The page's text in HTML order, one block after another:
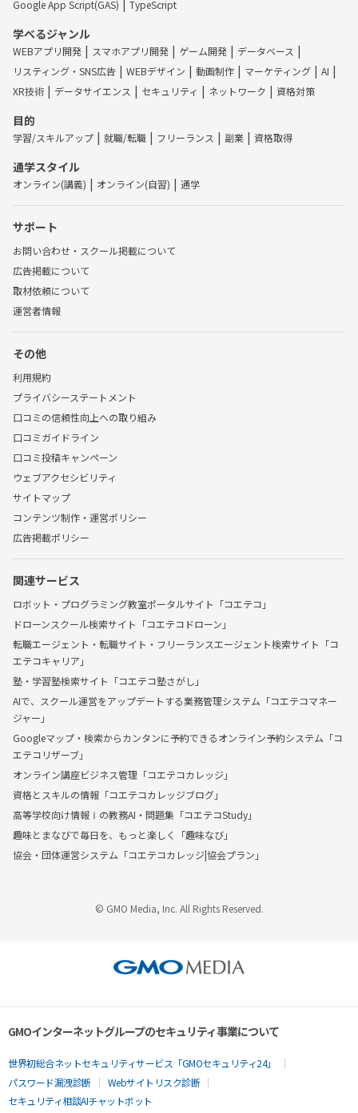
Google App Script(GAS)
TypeScript
学べるジャンル
WEBアプリ開発 スマホアプリ開発 ゲーム開発
データベース
リスティング・SNS広告
WEBデザイン 動画制作 マーケティング
AI
XR技術
データサイエンス セキュリティ ネットワーク 資格対策
目的
学習/スキルアップ 就職/転職 フリーランス 副業 資格取得
通学スタイル
オンライン(講義) オンライン(自習) 通学
サポート
お問い合わせ・スクール掲載について
広告掲載について
取材依頼について
運営者情報
その他
利用規約
プライバシーステートメント
口コミの信頼性向上への取り組み
口コミガイドライン
口コミ投稿キャンペーン
ウェブアクセシビリティ
サイトマップ
コンテンツ制作・運営ポリシー
広告掲載ポリシー
関連サービス
ロボット・プログラミング教室ポータルサイト「コエテコ」
ドローンスクール検索サイト「コエテコドローン」
転職エージェント・転職サイト・フリーランスエージェント検索サイト「コ
エテコキャリア」
塾・学習塾検索サイト「コエテコ塾さがし」
AIで、スクール運営をアップデートする業務管理システム「コエテコマネー
ジャー」
Googleマップ・検索からカンタンに予約できるオンライン予約システム「コ
エテコリザーブ」
オンライン講座ビジネス管理「コエテコカレッジ」
資格とスキルの情報「コエテコカレッジブログ」
高等学校向け情報Ⅰの教務AI・問題集「コエテコStudy」
趣味とまなびで毎日を、もっと楽しく「趣味なび」
協会・団体運営システム「コエテコカレッジ|協会プラン」
© GMO Media, Inc. All Rights Reserved.
GMOインターネットグループのセキュリティ事業について
世界初総合ネットセキュリティサービス「GMOセキュリティ24」
パスワード漏洩診断
Webサイトリスク診断
セキュリティ相談AIチャットボット